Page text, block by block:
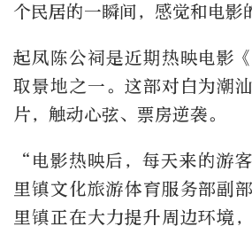
个民居的一瞬间，感觉和电影
起凤陈公祠是近期热映电影
取景地之一。这部对白为潮
片，触动心弦、票房逆袭。
“电影热映后，每天来的游
里镇文化旅游体育服务部副
里镇正在大力提升周边环境